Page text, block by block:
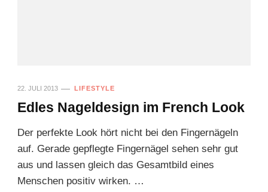
22. JULI 2013 LIFESTYLE
Edles Nageldesign im French Look
Der perfekte Look hört nicht bei den Fingernägeln
auf. Gerade gepflegte Fingernägel sehen sehr gut
aus und lassen gleich das Gesamtbild eines
Menschen positiv wirken. …